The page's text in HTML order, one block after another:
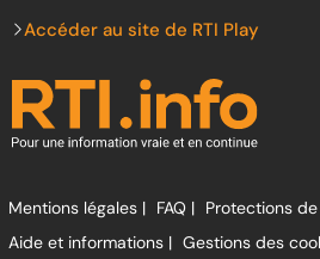
Accéder au site de RTI Play
Mentions légales | FAQ | Protections
Aide et informations | Gestions des